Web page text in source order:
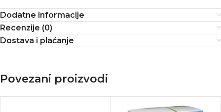
Dodatne informacije
Recenzije (0)
Dostava i plaćanje
Povezani proizvodi